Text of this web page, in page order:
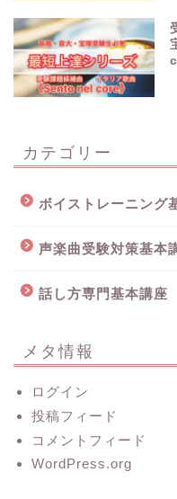
カテゴリー
ボイストレーニング
声楽曲受験対策基本
話し方専門基本講座
メタ情報
ログイン
投稿フィード
コメントフィード
WordPress.org